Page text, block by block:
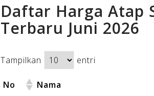
Daftar Harga Atap
Terbaru Juni 2026
Tampilkan entri
No Nama